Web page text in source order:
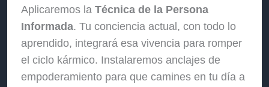
Aplicaremos laTécnica de la Persona
Informada. Tu conciencia actual, con todo lo
aprendido, integrará esa vivencia para romper
el ciclo kármico. Instalaremos anclajes de
empoderamiento para que camines en tu día a